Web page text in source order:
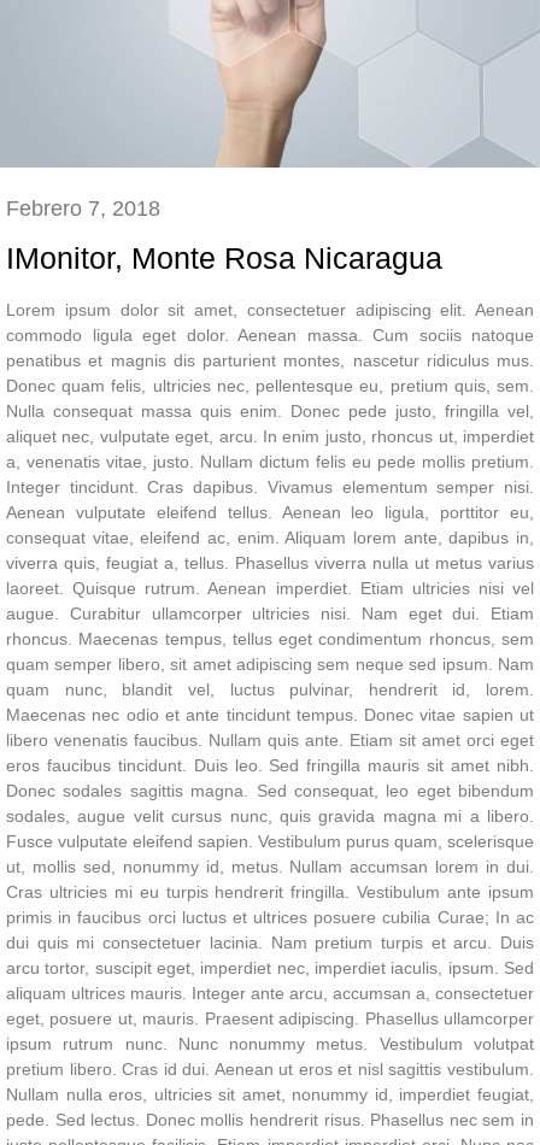
Febrero 7, 2018
IMonitor, Monte Rosa Nicaragua
Lorem ipsum dolor sit amet, consectetuer adipiscing elit. Aenean
commodo ligula eget dolor. Aenean massa. Cum sociis natoque
penatibus et magnis dis parturient montes, nascetur ridiculus mus.
Donec quam felis, ultricies nec, pellentesque eu, pretium quis, sem.
Nulla consequat massa quis enim. Donec pede justo, fringilla vel,
aliquet nec, vulputate eget, arcu. In enim justo, rhoncus ut, imperdiet
a, venenatis vitae, justo. Nullam dictum felis eu pede mollis pretium.
Integer tincidunt. Cras dapibus. Vivamus elementum semper nisi.
Aenean vulputate eleifend tellus. Aenean leo ligula, porttitor eu,
consequat vitae, eleifend ac, enim. Aliquam lorem ante, dapibus in,
viverra quis, feugiat a, tellus. Phasellus viverra nulla ut metus varius
laoreet. Quisque rutrum. Aenean imperdiet. Etiam ultricies nisi vel
augue. Curabitur ullamcorper ultricies nisi. Nam eget dui. Etiam
rhoncus. Maecenas tempus, tellus eget condimentum rhoncus, sem
quam semper libero, sit amet adipiscing sem neque sed ipsum. Nam
quam nunc, blandit vel, luctus pulvinar, hendrerit id, lorem.
Maecenas nec odio et ante tincidunt tempus. Donec vitae sapien ut
libero venenatis faucibus. Nullam quis ante. Etiam sit amet orci eget
eros faucibus tincidunt. Duis leo. Sed fringilla mauris sit amet nibh.
Donec sodales sagittis magna. Sed consequat, leo eget bibendum
sodales, augue velit cursus nunc, quis gravida magna mi a libero.
Fusce vulputate eleifend sapien. Vestibulum purus quam, scelerisque
ut, mollis sed, nonummy id, metus. Nullam accumsan lorem in dui.
Cras ultricies mi eu turpis hendrerit fringilla. Vestibulum ante ipsum
primis in faucibus orci luctus et ultrices posuere cubilia Curae; In ac
dui quis mi consectetuer lacinia. Nam pretium turpis et arcu. Duis
arcu tortor, suscipit eget, imperdiet nec, imperdiet iaculis, ipsum. Sed
aliquam ultrices mauris. Integer ante arcu, accumsan a, consectetuer
eget, posuere ut, mauris. Praesent adipiscing. Phasellus ullamcorper
ipsum rutrum nunc. Nunc nonummy metus. Vestibulum volutpat
pretium libero. Cras id dui. Aenean ut eros et nisl sagittis vestibulum.
Nullam nulla eros, ultricies sit amet, nonummy id, imperdiet feugiat,
pede. Sed lectus. Donec mollis hendrerit risus. Phasellus nec sem in